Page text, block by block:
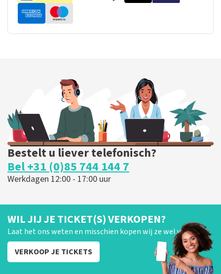
Bestelt u liever telefonisch?
Bel +31 (0)85 744 144 7
Werkdagen 12:00 - 17:00 uur
WIL JIJ JE TICKET(S) VERKOPEN?
Laat het ons weten en misschien kopen wij ze wel van je!
VERKOOP JE TICKETS